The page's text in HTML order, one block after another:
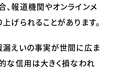
報道機関やオンラインメ
げられることがあります。
漏えいの事実が世間に広ま
な信用は大きく損なわれ